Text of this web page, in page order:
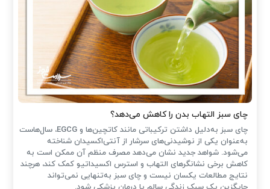
چای سبز التهاب بدن را کاهش می‌دهد؟
چای سبز به‌دلیل داشتن ترکیباتی مانند کاتچین‌ها و EGCG، سال‌هاست
به‌عنوان یکی از نوشیدنی‌های سرشار از آنتی‌اکسیدان شناخته
می‌شود. شواهد جدید نشان می‌دهد مصرف منظم آن ممکن است به
کاهش برخی نشانگرهای التهاب و استرس اکسیداتیو کمک کند، هرچند
نتایج مطالعات یکسان نیست و چای سبز به‌تنهایی نمی‌تواند